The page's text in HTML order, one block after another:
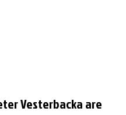
Vesterbacka are